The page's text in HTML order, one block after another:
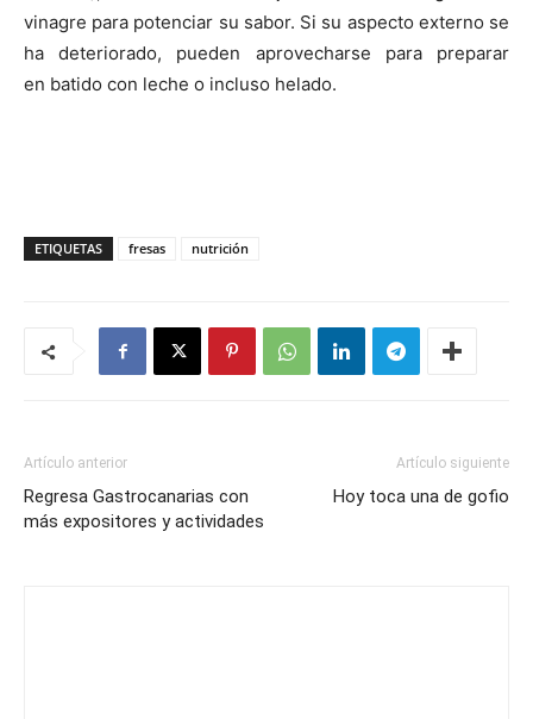
vinagre para potenciar su sabor. Si su aspecto externo se
ha deteriorado, pueden aprovecharse para preparar
en batido con leche o incluso helado.
ETIQUETAS fresas nutrición
Artículo anterior
Regresa Gastrocanarias con
más expositores y actividades
Artículo siguiente
Hoy toca una de gofio